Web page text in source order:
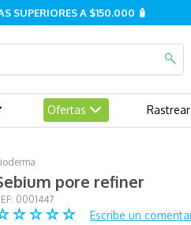
SUPERIORES A $150.000 🧴
Ofertas
pore refiner
: 0001447
☆☆☆☆
Escribe un